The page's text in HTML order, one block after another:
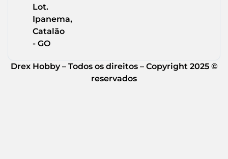
Lot.
Ipanema,
Catalão
- GO
Drex Hobby – Todos os direitos – Copyright 2025 ©
reservados